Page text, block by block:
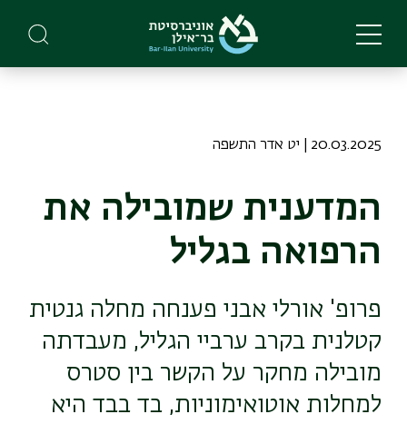
main
20.03.2025 | יט אדר התשפה
המדענית שמובילה את
הרפואה בגליל
פרופ' אורלי אבני פענחה מחלה גנטית
קטלנית בקרב ערביי הגליל, מעבדתה
מובילה מחקר על הקשר בין סטרס
למחלות אוטואימוניות, בד בבד היא